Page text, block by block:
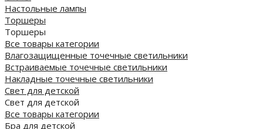
Настольные лампы
Торшеры
Торшеры
Все товары категории
Влагозащищенные точечные светильники
Встраиваемые точечные светильники
Накладные точечные светильники
Свет для детской
Свет для детской
Все товары категории
Бра для детской